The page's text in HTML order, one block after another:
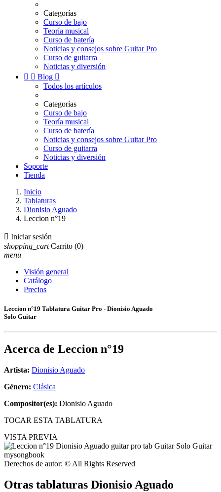
Categorías
Curso de bajo
Teoría musical
Curso de batería
Noticias y consejos sobre Guitar Pro
Curso de guitarra
Noticias y diversión
  Blog 
Todos los artículos
Categorías
Curso de bajo
Teoría musical
Curso de batería
Noticias y consejos sobre Guitar Pro
Curso de guitarra
Noticias y diversión
Soporte
Tienda
Inicio
Tablaturas
Dionisio Aguado
Leccion n°19
 Iniciar sesión
shopping_cart Carrito (0)
menu
Visión general
Catálogo
Precios
Leccion n°19 Tablatura Guitar Pro - Dionisio Aguado
Solo Guitar
Acerca de Leccion n°19
Artista: Dionisio Aguado
Género: Clásica
Compositor(es): Dionisio Aguado
TOCAR ESTA TABLATURA
VISTA PREVIA
Derechos de autor: © All Rights Reserved
Otras tablaturas Dionisio Aguado